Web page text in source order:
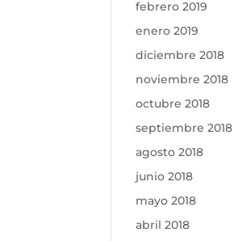
febrero 2019
enero 2019
diciembre 2018
noviembre 2018
octubre 2018
septiembre 2018
agosto 2018
junio 2018
mayo 2018
abril 2018